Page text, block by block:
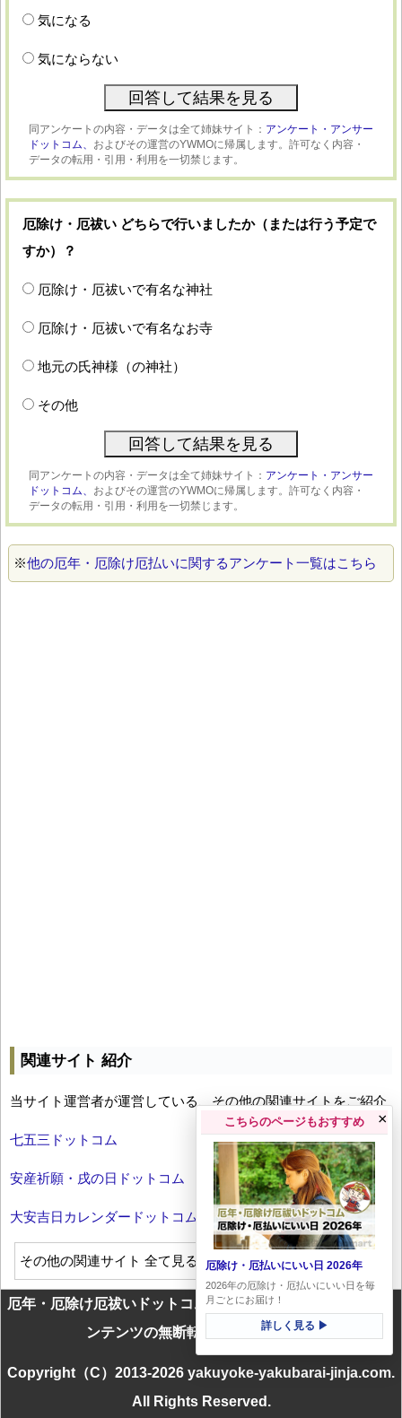
気になる
気にならない
同アンケートの内容・データは全て姉妹サイト： アンケート・アンサー
ドットコム、 およびその運営のYWMOに帰属します。許可なく内容・
データの転用・引用・利用を一切禁じます。
厄除け・厄祓い どちらで行いましたか（または行う予定で
すか）？
厄除け・厄祓いで有名な神社
厄除け・厄祓いで有名なお寺
地元の氏神様（の神社）
その他
同アンケートの内容・データは全て姉妹サイト： アンケート・アンサー
ドットコム、 およびその運営のYWMOに帰属します。許可なく内容・
データの転用・引用・利用を一切禁じます。
※他の厄年・厄除け厄払いに関するアンケート一覧はこちら
関連サイト 紹介
当サイト運営者が運営している、その他の関連サイトをご紹介
七五三ドットコム
安産祈願・戌の日ドットコム
大安吉日カレンダードットコム
その他の関連サイト 全て見る
厄年・厄除け厄祓いドットコムに掲載のテキスト・画像等コ
ンテンツの無断転載を一切禁じます
Copyright（C）2013-2026 yakuyoke-yakubarai-jinja.com.
All Rights Reserved.
こちらのページもおすすめ
厄除け・厄払いにいい日 2026年
2026年の厄除け・厄払いにいい日を毎
月ごとにお届け！
詳しく見る ▶
×